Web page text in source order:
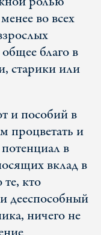
во всех
благо в
старики или
и пособий в
процветать и
в
вклад в
кто
дееспособный
ничего не